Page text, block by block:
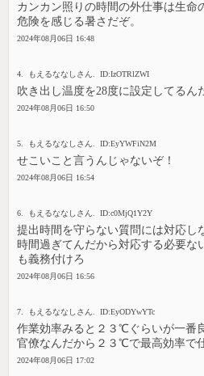
カンカン照りの時間の外仕事は生命
危険を感じる暑さだぞ。
2024年08月06日 16:48
4. もえるななしさん. ID:IzOTRlZWI
吹き出し温度を28度に設定してるん
2024年08月06日 16:50
5. もえるななしさん. ID:EyYWFiN2M
せこいこと言うんじゃないぞ！
2024年08月06日 16:54
6. もえるななしさん. ID:c0MjQ1Y2Y
提出時間を守らない質問には対応し
時間過ぎてんだから対応する必要な
も義務付けろ
2024年08月06日 16:56
7. もえるななしさん. ID:EyODYwYTc
作業効率みると２３℃ぐらいが一番
官僚なんだから２３℃で最高効率で
2024年08月06日 17:02